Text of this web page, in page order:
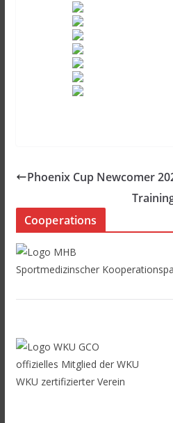
Phoenix Cup Newcomer
Cooperations
Sportmedizinscher
offizielles Mitglied der WKU
WKU zertifizierter Verein